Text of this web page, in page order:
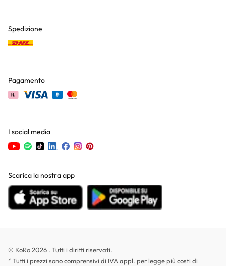
Spedizione
Pagamento
I social media
Scarica la nostra app
© KoRo 2026 . Tutti i diritti riservati.
* Tutti i prezzi sono comprensivi di IVA appl. per legge più costi di